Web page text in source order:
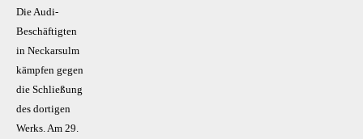
Die Audi-
Beschäftigten
in Neckarsulm
kämpfen gegen
die Schließung
des dortigen
Werks. Am 29.